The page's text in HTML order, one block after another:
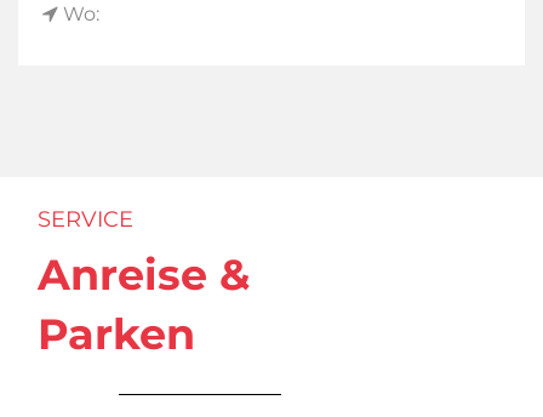
Wo:
SERVICE
Anreise &
Parken